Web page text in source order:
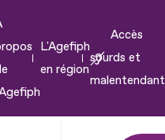
L'Agefiph
en région
Accès
sourds et